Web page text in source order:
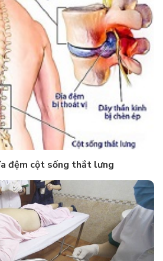
đệm cột sống thắt lưng